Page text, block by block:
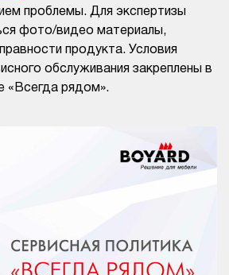
проблемы. Для экспертизы
фото/видео материалы,
продукта. Условия
обслуживания закреплены в
«Всегда рядом».